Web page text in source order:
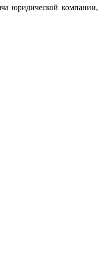
юридической компании,